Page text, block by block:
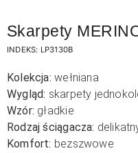
Skarpety
INDEKS: LP3130B
Kolekcja: wełniana
Wygląd: skarpety
Wzór: gładkie
Rodzaj ściągacza:
Komfort: bezszwowe